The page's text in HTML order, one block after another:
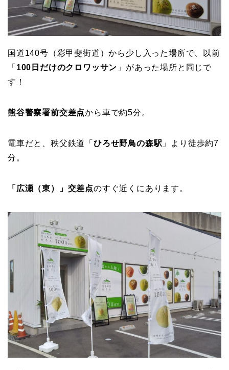
国道140号（彩甲斐街道）から少し入った場所で、以前
「 100日だけのクロワッサン 」があった場所と同じで
す！
熊谷警察署前交差点から車で約5分。
電車だと、秩父鉄道「 ひろせ野鳥の森駅 」より徒歩約7
分。
「広瀬（東）」交差点のすぐ近くにあります。